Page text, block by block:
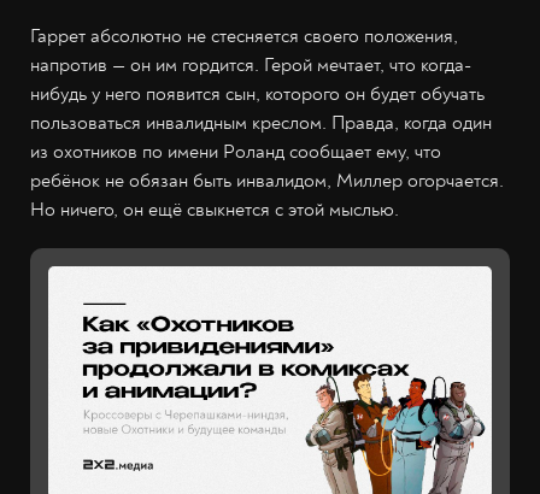
Гаррет абсолютно не стесняется своего положения,
напротив — он им гордится. Герой мечтает, что когда-
нибудь у него появится сын, которого он будет обучать
пользоваться инвалидным креслом. Правда, когда один
из охотников по имени Роланд сообщает ему, что
ребёнок не обязан быть инвалидом, Миллер огорчается.
Но ничего, он ещё свыкнется с этой мыслью.